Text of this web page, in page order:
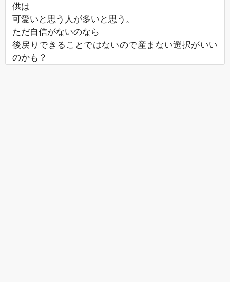
供は
可愛いと思う人が多いと思う。
ただ自信がないのなら
後戻りできることではないので産まない選択がいい
のかも？